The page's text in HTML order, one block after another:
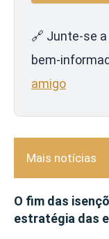
🔗 Junte-se
bem-
amigo
Mais notícias
O fim das
estratégia das